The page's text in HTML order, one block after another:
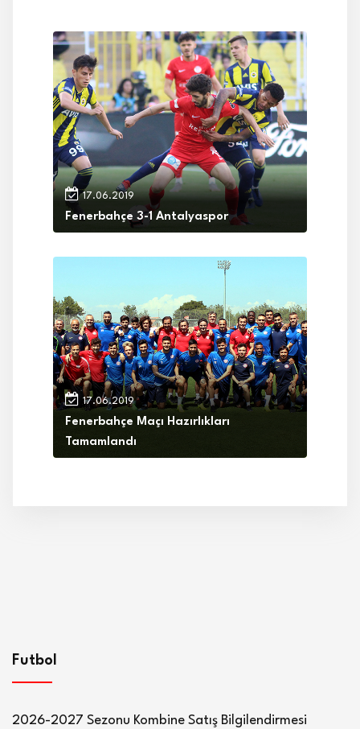
17.06.2019
Fenerbahçe 3-1 Antalyaspor
17.06.2019
Fenerbahçe Maçı Hazırlıkları
Tamamlandı
Futbol
2026-2027 Sezonu Kombine Satış Bilgilendirmesi